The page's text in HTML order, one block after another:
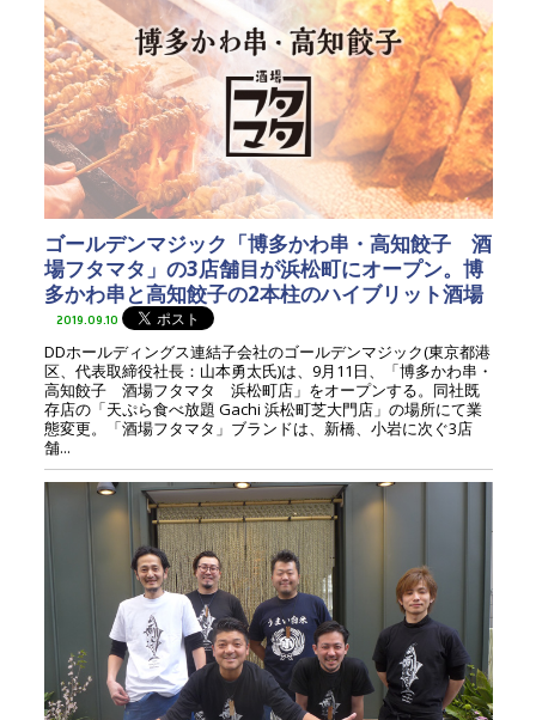
ゴールデンマジック「博多かわ串・高知餃子 酒
場フタマタ」の3店舗目が浜松町にオープン。博
多かわ串と高知餃子の2本柱のハイブリット酒場
2019.09.10
DDホールディングス連結子会社のゴールデンマジック(東京都港
区、代表取締役社長：山本勇太氏)は、9月11日、「博多かわ串・
高知餃子 酒場フタマタ 浜松町店」をオープンする。同社既
存店の「天ぷら食べ放題 Gachi 浜松町芝大門店」の場所にて業
態変更。「酒場フタマタ」ブランドは、新橋、小岩に次ぐ3店
舗...